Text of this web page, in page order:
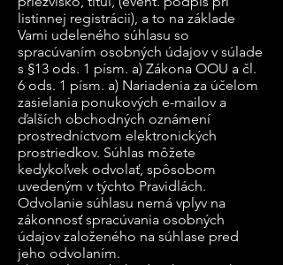
listinnej registrácii), a to na základe
Vami udeleného súhlasu so
spracúvaním osobných údajov v súlade
s §13 ods. 1 písm. a) Zákona OOU a čl.
6 ods. 1 písm. a) Nariadenia za účelom
zasielania ponukových e-mailov a
ďalších obchodných oznámení
prostredníctvom elektronických
prostriedkov. Súhlas môžete
kedykoľvek odvolať, spôsobom
uvedeným v týchto Pravidlách.
Odvolanie súhlasu nemá vplyv na
zákonnosť spracúvania osobných
údajov založeného na súhlase pred
jeho odvolaním.